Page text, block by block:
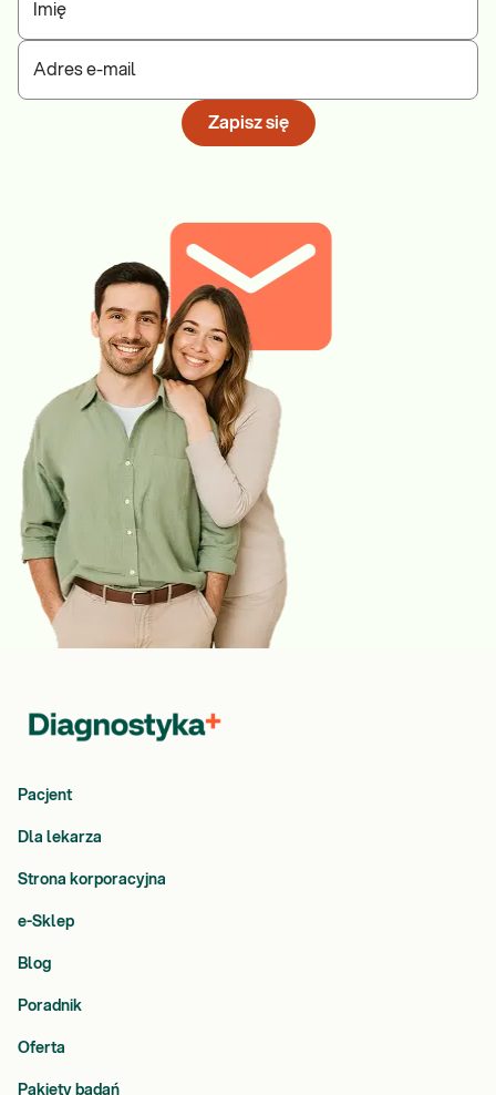
Imię
Adres e-mail
Zapisz się
Pacjent
Dla lekarza
Strona korporacyjna
e-Sklep
Blog
Poradnik
Oferta
Pakiety badań